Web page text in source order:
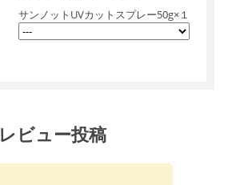
サンノットUVカットスプレー50g×１
レビュー投稿